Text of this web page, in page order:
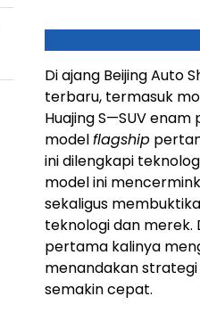
Di ajang Beijing Auto
terbaru, termasuk
Huajing S—SUV
modelflagship
ini dilengkapi
model ini
sekaligus
teknologi dan merek.
pertama kalinya
menandakan
semakin cepat.